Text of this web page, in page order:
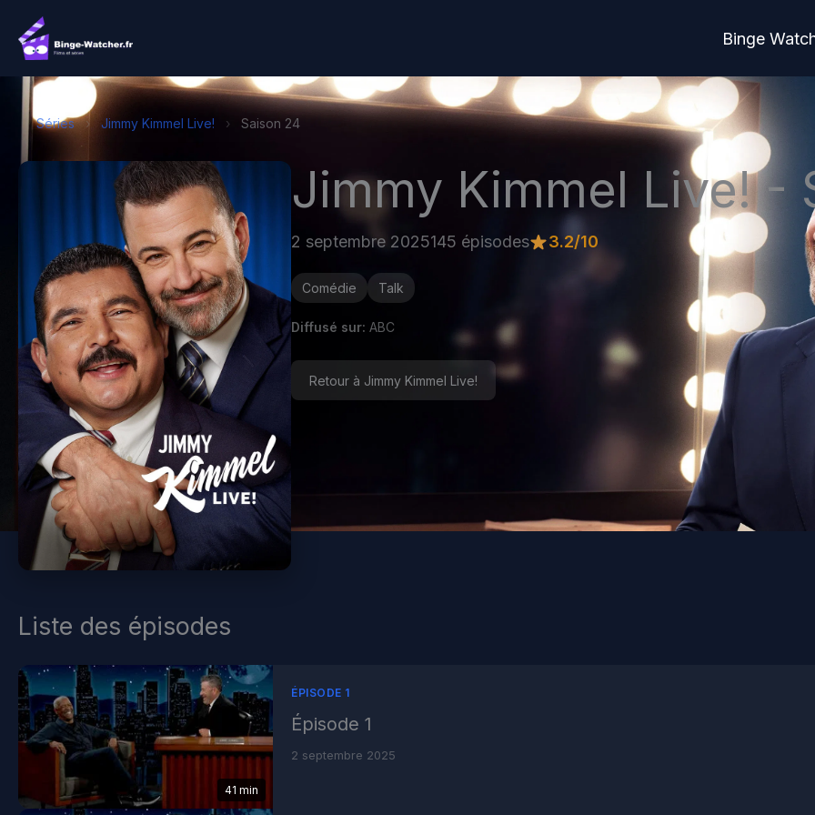
contenu
Binge
Séries › Jimmy Kimmel Live! › Saison 24
Jimmy Kimmel Live! -
2 septembre 2025145 épisodes 3.2/10
Comédie Talk
Diffusé sur: ABC
Retour à Jimmy Kimmel Live!
Liste des épisodes
41 min
ÉPISODE 1
Épisode 1
2 septembre 2025